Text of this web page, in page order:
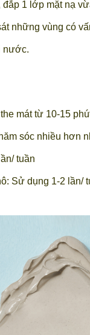
1 lớp mặt nạ
những vùng có
nước.
mát từ 10-15
sóc nhiều hơn
tuần
Sử dụng 1-2 lần/